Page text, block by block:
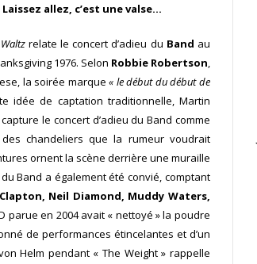
allez, c’est une valse…
relate le concert d’adieu du Band au
1976. Selon Robbie Robertson,
la soirée marque« le début du début de
idée de captation traditionnelle, Martin
le concert d’adieu du Band comme
chandeliers que la rumeur voudrait
ornent la scène derrière une muraille
Band a également été convié, comptant
Neil Diamond, Muddy Waters,
parue en 2004 avait « nettoyé » la poudre
de performances étincelantes et d’un
Helm pendant « The Weight » rappelle